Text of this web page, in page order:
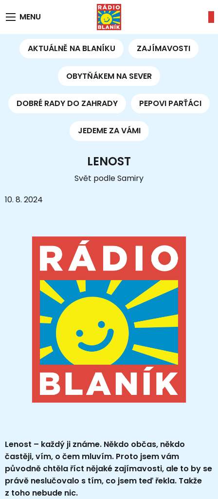
MENU
AKTUÁLNĚ NA BLANÍKU ZAJÍMAVOSTI
OBYTŇÁKEM NA SEVER
DOBRÉ RADY DO ZAHRADY PEPOVI PARŤÁCI
JEDEME ZA VÁMI
LENOST
Svět podle Samiry
10. 8. 2024
Lenost – každý ji známe. Někdo občas, někdo
častěji, vím, o čem mluvím. Proto jsem vám
původně chtěla říct nějaké zajímavosti, ale to by se
právě neslučovalo s tím, co jsem teď řekla. Takže
z toho nebude nic.